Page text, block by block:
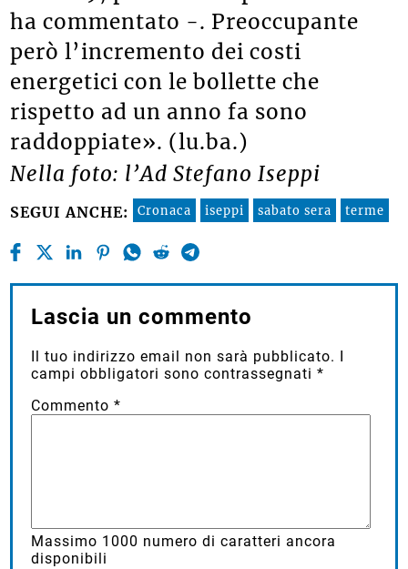
ha commentato -. Preoccupante
però l’incremento dei costi
energetici con le bollette che
rispetto ad un anno fa sono
raddoppiate». (lu.ba.)
Nella foto: l’Ad Stefano Iseppi
SEGUI ANCHE: Cronaca iseppi sabato sera terme
Lascia un commento
Il tuo indirizzo email non sarà pubblicato. I
campi obbligatori sono contrassegnati*
Commento*
Massimo 1000 numero di caratteri ancora
disponibili